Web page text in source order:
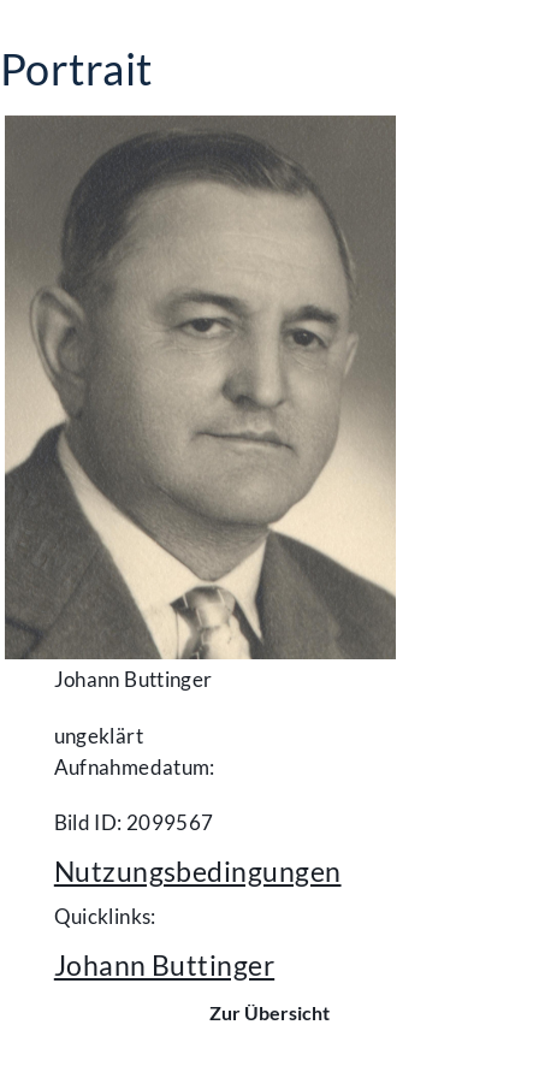
Portrait
Johann Buttinger
ungeklärt
Aufnahmedatum:
Bild ID: 2099567
Nutzungsbedingungen
Quicklinks:
Johann Buttinger
Zur Übersicht